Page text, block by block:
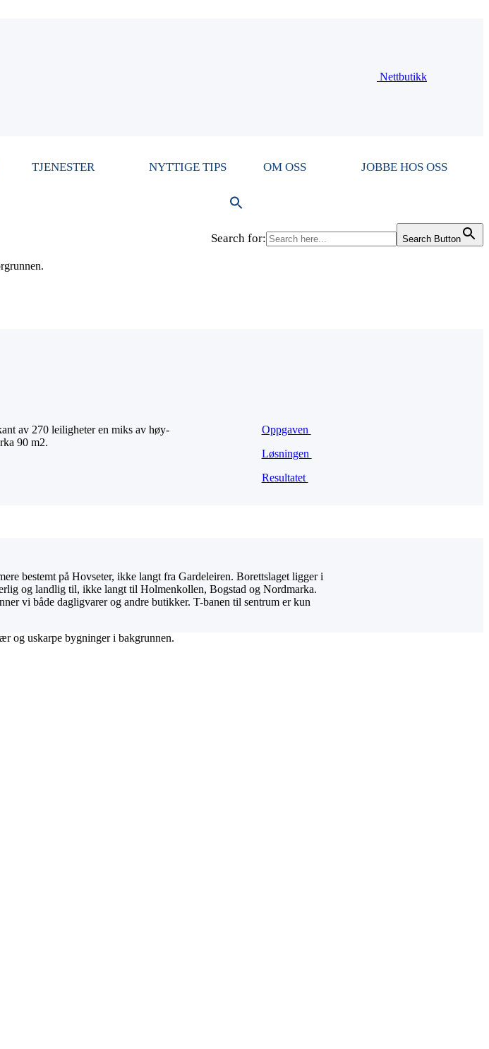
Nettbutikk
TJENESTER NYTTIGE TIPS OM OSS JOBBE HOS OSS
Search for: Search Button
av 270 leiligheter en miks av høy-
90 m2.
Oppgaven
Løsningen
Resultatet
bestemt på Hovseter, ikke langt fra Gardeleiren. Borettslaget ligger i
og landlig til, ikke langt til Holmenkollen, Bogstad og Nordmarka.
vi både dagligvarer og andre butikker. T-banen til sentrum er kun